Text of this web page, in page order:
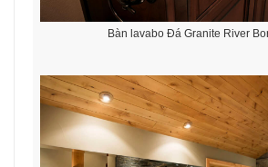
Bàn lavabo Đá Granite River